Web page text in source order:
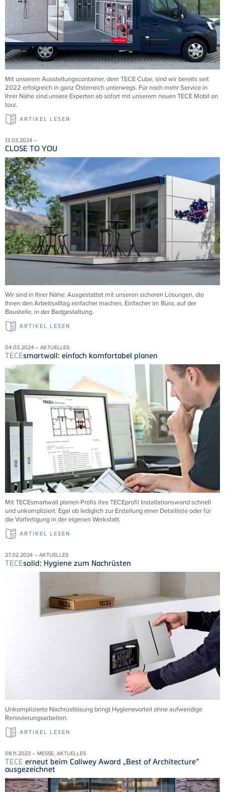
Mit unserem Ausstellungscontainer, dem TECECube, sind wir bereits seit
2022 erfolgreich in ganz Österreich unterwegs. Für noch mehr Service in
Ihrer Nähe sind unsere Experten ab sofort mit unserem neuenTECE Mobil on
tour.
ARTIKEL LESEN
13.03.2024 –
CLOSE TO YOU
Wir sind in Ihrer Nähe: Ausgestattet mit unseren sicheren Lösungen, die
Ihnen den Arbeitsalltag einfacher machen. Einfacher im Büro, auf der
Baustelle, in der Badgestaltung.
ARTIKEL LESEN
04.03.2024 – AKTUELLES
TECEsmartwall: einfach komfortabel planen
MitTECEsmartwall planen Profis ihreTECEprofil Installationswand schnell
und unkompliziert. Egal ob lediglich zur Erstellung einer Detailliste oder für
die Vorfertigung in der eigenen Werkstatt.
ARTIKEL LESEN
27.02.2024 – AKTUELLES
TECEsolid: Hygiene zum Nachrüsten
Unkomplizierte Nachrüstlösung bringt Hygienevorteil ohne aufwendige
Renovierungsarbeiten.
ARTIKEL LESEN
08.11.2023 – MESSE, AKTUELLES
TECE erneut beim Callwey Award „Best of Architecture“
ausgezeichnet